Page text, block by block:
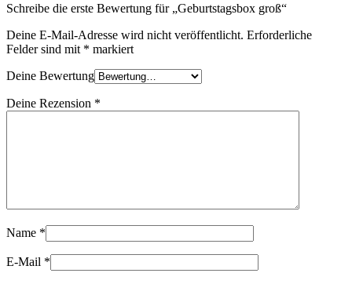
Schreibe die erste Bewertung für „Geburtstagsbox groß“
Deine E-Mail-Adresse wird nicht veröffentlicht. Erforderliche
Felder sind mit * markiert
Deine Bewertung
Deine Rezension *
Name *
E-Mail *